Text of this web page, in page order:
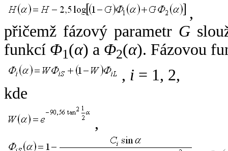
,
přičemž fázový parametr G
funkcí Φ1(α) a Φ2(α). Fázovou
, i = 1, 2,
kde
,